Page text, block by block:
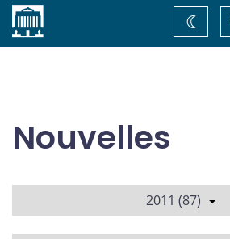
Accueil
de
Nouvelles
2011 (87)